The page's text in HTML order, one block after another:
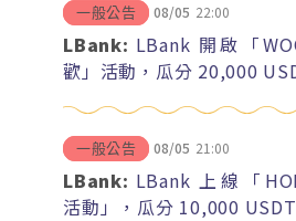
一般公告 08/05 22:00
LBank: LBank 開啟「
歡」活動，瓜分 20,000
一般公告 08/05 21:00
LBank: LBank 上線「
活動」，瓜分 10,000